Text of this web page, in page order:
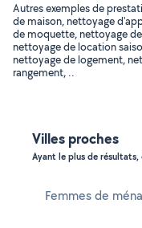
Autres exemples de
de maison, nettoyage
de moquette, nettoyage
nettoyage de location
nettoyage de logement,
rangement, ..
Villes proches
Ayant le plus de
Femmes de